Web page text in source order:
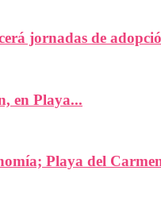
jornadas de
en Playa...
Playa del